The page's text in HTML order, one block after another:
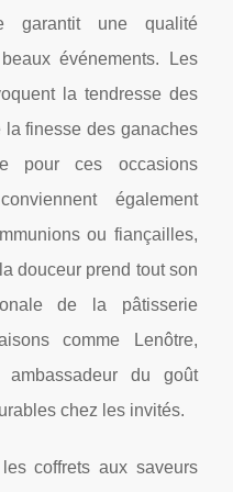
garantit une qualité
événements. Les
la tendresse des
la finesse des ganaches
pour ces occasions
également
ou fiançailles,
douceur prend tout son
de la pâtisserie
comme Lenôtre,
ambassadeur du goût
chez les invités.
coffrets aux saveurs